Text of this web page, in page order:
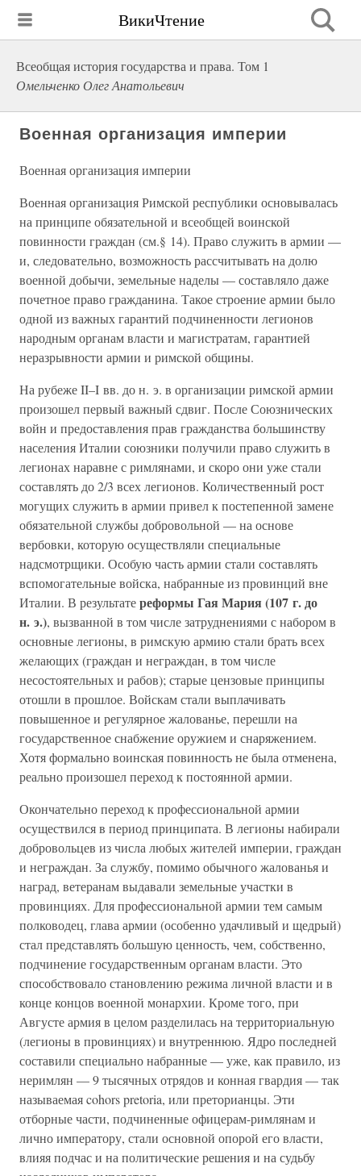
ВикиЧтение
Всеобщая история государства и права. Том 1
Омельченко Олег Анатольевич
Военная организация империи
Военная организация империи
Военная организация Римской республики основывалась
на принципе обязательной и всеобщей воинской
повинности граждан (см.§ 14). Право служить в армии —
и, следовательно, возможность рассчитывать на долю
военной добычи, земельные наделы — составляло даже
почетное право гражданина. Такое строение армии было
одной из важных гарантий подчиненности легионов
народным органам власти и магистратам, гарантией
неразрывности армии и римской общины.
На рубеже II–I вв. до н. э. в организации римской армии
произошел первый важный сдвиг. После Союзнических
войн и предоставления прав гражданства большинству
населения Италии союзники получили право служить в
легионах наравне с римлянами, и скоро они уже стали
составлять до 2/3 всех легионов. Количественный рост
могущих служить в армии привел к постепенной замене
обязательной службы добровольной — на основе
вербовки, которую осуществляли специальные
надсмотрщики. Особую часть армии стали составлять
вспомогательные войска, набранные из провинций вне
Италии. В результатереформы Гая Мария (107 г. до
н. э.), вызванной в том числе затруднениями с набором в
основные легионы, в римскую армию стали брать всех
желающих (граждан и неграждан, в том числе
несостоятельных и рабов); старые цензовые принципы
отошли в прошлое. Войскам стали выплачивать
повышенное и регулярное жалованье, перешли на
государственное снабжение оружием и снаряжением.
Хотя формально воинская повинность не была отменена,
реально произошел переход к постоянной армии.
Окончательно переход к профессиональной армии
осуществился в период принципата. В легионы набирали
добровольцев из числа любых жителей империи, граждан
и неграждан. За службу, помимо обычного жалованья и
наград, ветеранам выдавали земельные участки в
провинциях. Для профессиональной армии тем самым
полководец, глава армии (особенно удачливый и щедрый)
стал представлять большую ценность, чем, собственно,
подчинение государственным органам власти. Это
способствовало становлению режима личной власти и в
конце концов военной монархии. Кроме того, при
Августе армия в целом разделилась на территориальную
(легионы в провинциях) и внутреннюю. Ядро последней
составили специально набранные — уже, как правило, из
неримлян — 9 тысячных отрядов и конная гвардия — так
называемая cohors pretoria, или преторианцы. Эти
отборные части, подчиненные офицерам-римлянам и
лично императору, стали основной опорой его власти,
влияя подчас и на политические решения и на судьбу